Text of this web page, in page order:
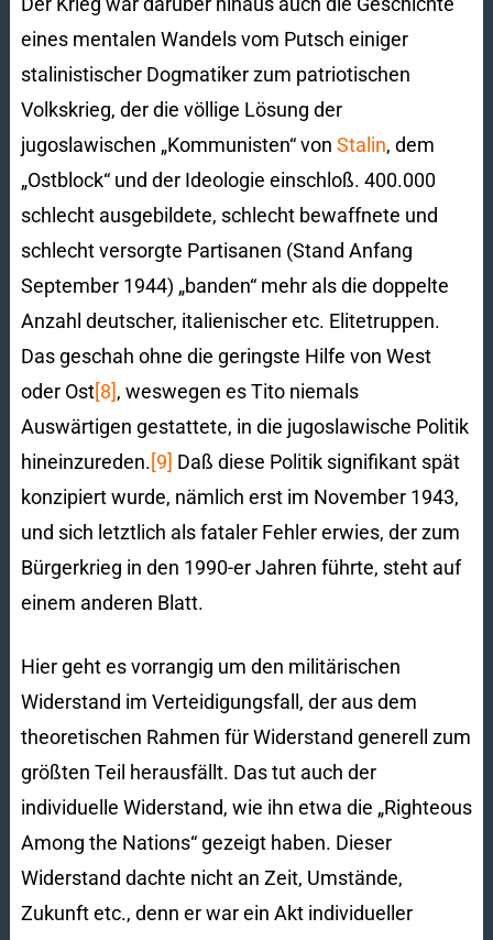
eines mentalen Wandels vom Putsch einiger
stalinistischer Dogmatiker zum patriotischen
Volkskrieg, der die völlige Lösung der
jugoslawischen „Kommunisten“ von Stalin, dem
„Ostblock“ und der Ideologie einschloß. 400.000
schlecht ausgebildete, schlecht bewaffnete und
schlecht versorgte Partisanen (Stand Anfang
September 1944) „banden“ mehr als die doppelte
Anzahl deutscher, italienischer etc. Elitetruppen.
Das geschah ohne die geringste Hilfe von West
oder Ost[8], weswegen es Tito niemals
Auswärtigen gestattete, in die jugoslawische Politik
hineinzureden.[9] Daß diese Politik signifikant spät
konzipiert wurde, nämlich erst im November 1943,
und sich letztlich als fataler Fehler erwies, der zum
Bürgerkrieg in den 1990-er Jahren führte, steht auf
einem anderen Blatt.
Hier geht es vorrangig um den militärischen
Widerstand im Verteidigungsfall, der aus dem
theoretischen Rahmen für Widerstand generell zum
größten Teil herausfällt. Das tut auch der
individuelle Widerstand, wie ihn etwa die „Righteous
Among the Nations“ gezeigt haben. Dieser
Widerstand dachte nicht an Zeit, Umstände,
Zukunft etc., denn er war ein Akt individueller